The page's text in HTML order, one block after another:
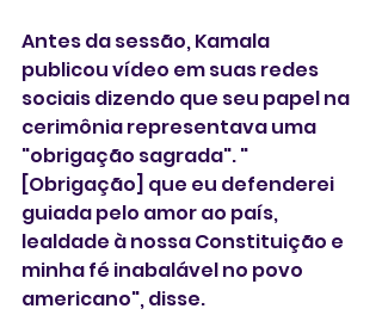
Antes da sessão, Kamala
publicou vídeo em suas redes
sociais dizendo que seu papel na
cerimônia representava uma
"obrigação sagrada". "
[Obrigação] que eu defenderei
guiada pelo amor ao país,
lealdade à nossa Constituição e
minha fé inabalável no povo
americano", disse.